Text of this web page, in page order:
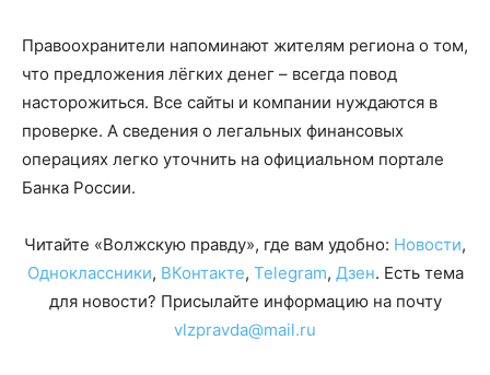
Правоохранители напоминают жителям региона о том,
что предложения лёгких денег – всегда повод
насторожиться. Все сайты и компании нуждаются в
проверке. А сведения о легальных финансовых
операциях легко уточнить на официальном портале
Банка России.
Читайте «Волжскую правду», где вам удобно: Новости,
Одноклассники, ВКонтакте, Telegram, Дзен. Есть тема
для новости? Присылайте информацию на почту
vlzpravda@mail.ru